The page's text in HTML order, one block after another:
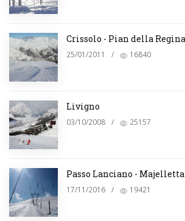
Crissolo - Pian della
25/01/2011 / 16840
Livigno
03/10/2008 / 25157
Passo Lanciano - Majelletta
17/11/2016 / 19421